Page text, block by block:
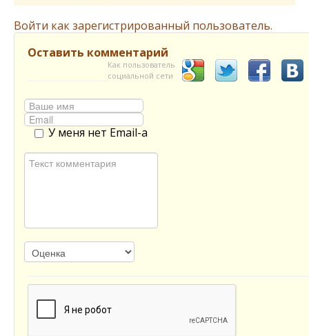
Войти как зарегистрированный пользователь.
Оставить комментарий
Как пользователь
социальной сети
У меня нет Email-а